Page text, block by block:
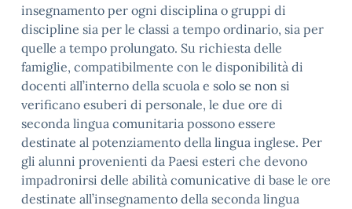
insegnamento per ogni disciplina o gruppi di
discipline sia per le classi a tempo ordinario, sia per
quelle a tempo prolungato. Su richiesta delle
famiglie, compatibilmente con le disponibilità di
docenti all’interno della scuola e solo se non si
verificano esuberi di personale, le due ore di
seconda lingua comunitaria possono essere
destinate al potenziamento della lingua inglese. Per
gli alunni provenienti da Paesi esteri che devono
impadronirsi delle abilità comunicative di base le ore
destinate all’insegnamento della seconda lingua